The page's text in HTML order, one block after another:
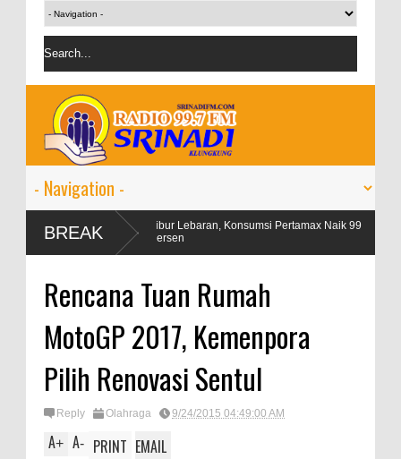
BREAKLibur Lebaran, Konsumsi Pertamax Naik 99
Persen
OJK
Rencana Tuan Rumah
MotoGP 2017, Kemenpora
Pilih Renovasi Sentul
Reply Olahraga 9/24/2015 04:49:00 AM
A+ A- PRINT EMAIL